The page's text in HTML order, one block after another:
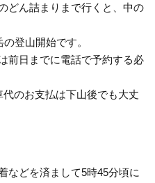
どん詰まりまで行くと、中の
登山開始です。
前日までに電話で予約する必
のお支払は下山後でも大丈
などを済まして5時45分頃に